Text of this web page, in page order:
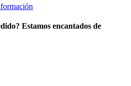
Estamos encantados de